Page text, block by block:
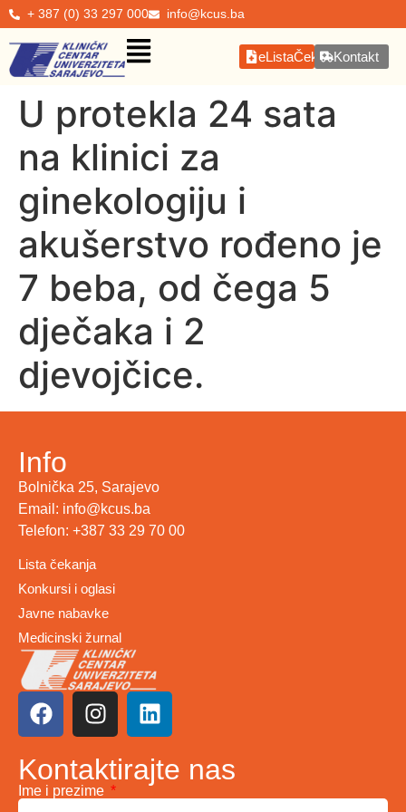
+ 387 (0) 33 297 000 info@kcus.ba
eListaČekanjaKontakt
U protekla 24 sata
na klinici za
ginekologiju i
akušerstvo rođeno je
7 beba, od čega 5
dječaka i 2
djevojčice.
Info
Bolnička 25, Sarajevo
Email: info@kcus.ba
Telefon: +387 33 29 70 00
Lista čekanja
Konkursi i oglasi
Javne nabavke
Medicinski žurnal
Kontaktirajte nas
Ime i prezime